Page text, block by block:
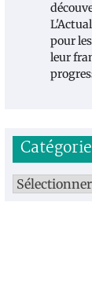
pour
leur
Catégories